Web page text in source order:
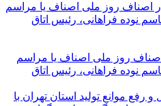
روز ملی اصناف یا مراسم
نوده فراهانی، رئیس اتاق